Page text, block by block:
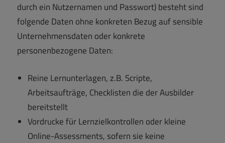
durch ein Nutzernamen und Passwort) besteht sind
folgende Daten ohne konkreten Bezug auf sensible
Unternehmensdaten oder konkrete
personenbezogene Daten:
Reine Lernunterlagen, z.B. Scripte,
Arbeitsaufträge, Checklisten die der Ausbilder
bereitstellt
Vordrucke für Lernzielkontrollen oder kleine
Online-Assessments, sofern sie keine